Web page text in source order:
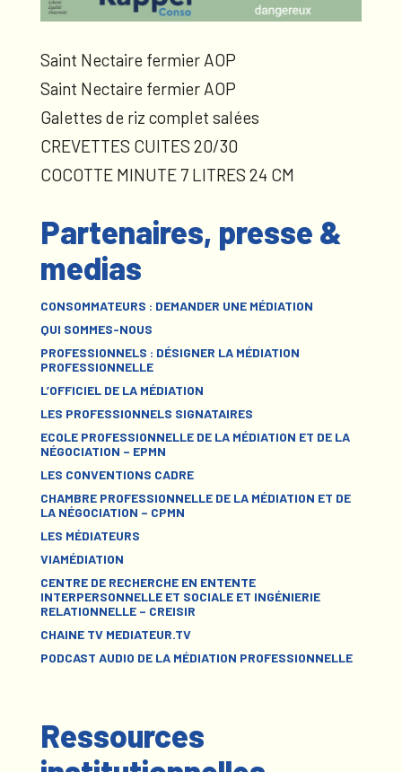
Saint Nectaire fermier AOP
Saint Nectaire fermier AOP
Galettes de riz complet salées
CREVETTES CUITES 20/30
COCOTTE MINUTE 7 LITRES 24 CM
Partenaires, presse &
medias
CONSOMMATEURS : DEMANDER UNE MÉDIATION
QUI SOMMES-NOUS
PROFESSIONNELS : DÉSIGNER LA MÉDIATION
PROFESSIONNELLE
L’OFFICIEL DE LA MÉDIATION
LES PROFESSIONNELS SIGNATAIRES
ECOLE PROFESSIONNELLE DE LA MÉDIATION ET DE LA
NÉGOCIATION – EPMN
LES CONVENTIONS CADRE
CHAMBRE PROFESSIONNELLE DE LA MÉDIATION ET DE
LA NÉGOCIATION – CPMN
LES MÉDIATEURS
VIAMÉDIATION
CENTRE DE RECHERCHE EN ENTENTE
INTERPERSONNELLE ET SOCIALE ET INGÉNIERIE
RELATIONNELLE – CREISIR
CHAINE TV MEDIATEUR.TV
PODCAST AUDIO DE LA MÉDIATION PROFESSIONNELLE
Ressources